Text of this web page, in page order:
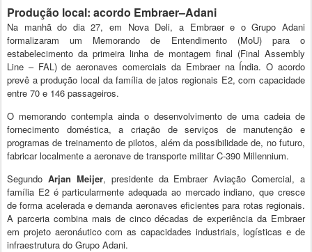
Produção local: acordo Embraer–Adani
Na manhã do dia 27, em Nova Deli, a Embraer e o Grupo Adani
formalizaram um Memorando de Entendimento (MoU) para o
estabelecimento da primeira linha de montagem final (Final Assembly
Line – FAL) de aeronaves comerciais da Embraer na Índia. O acordo
prevê a produção local da família de jatos regionais E2, com capacidade
entre 70 e 146 passageiros.
O memorando contempla ainda o desenvolvimento de uma cadeia de
fornecimento doméstica, a criação de serviços de manutenção e
programas de treinamento de pilotos, além da possibilidade de, no futuro,
fabricar localmente a aeronave de transporte militar C-390 Millennium.
Segundo Arjan Meijer, presidente da Embraer Aviação Comercial, a
família E2 é particularmente adequada ao mercado indiano, que cresce
de forma acelerada e demanda aeronaves eficientes para rotas regionais.
A parceria combina mais de cinco décadas de experiência da Embraer
em projeto aeronáutico com as capacidades industriais, logísticas e de
infraestrutura do Grupo Adani.